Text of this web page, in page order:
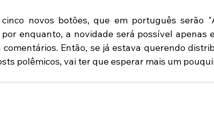
novos botões, que em português serão
por enquanto, a novidade será possível apenas
Então, se já estava querendo
polêmicos, vai ter que esperar mais um